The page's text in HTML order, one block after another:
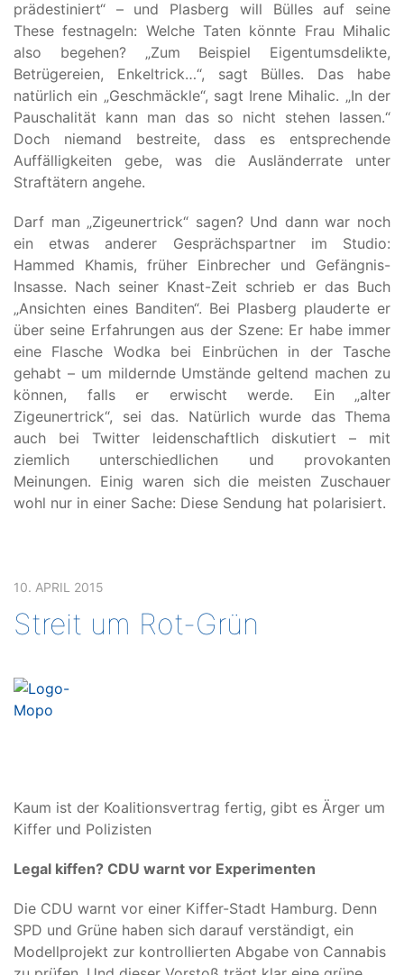
prädestiniert“ – und Plasberg will Bülles auf seine
These festnageln: Welche Taten könnte Frau Mihalic
also begehen? „Zum Beispiel Eigentumsdelikte,
Betrügereien, Enkeltrick…“, sagt Bülles. Das habe
natürlich ein „Geschmäckle“, sagt Irene Mihalic. „In der
Pauschalität kann man das so nicht stehen lassen.“
Doch niemand bestreite, dass es entsprechende
Auffälligkeiten gebe, was die Ausländerrate unter
Straftätern angehe.
Darf man „Zigeunertrick“ sagen? Und dann war noch
ein etwas anderer Gesprächspartner im Studio:
Hammed Khamis, früher Einbrecher und Gefängnis-
Insasse. Nach seiner Knast-Zeit schrieb er das Buch
„Ansichten eines Banditen“. Bei Plasberg plauderte er
über seine Erfahrungen aus der Szene: Er habe immer
eine Flasche Wodka bei Einbrüchen in der Tasche
gehabt – um mildernde Umstände geltend machen zu
können, falls er erwischt werde. Ein „alter
Zigeunertrick“, sei das. Natürlich wurde das Thema
auch bei Twitter leidenschaftlich diskutiert – mit
ziemlich unterschiedlichen und provokanten
Meinungen. Einig waren sich die meisten Zuschauer
wohl nur in einer Sache: Diese Sendung hat polarisiert.
10. APRIL 2015
Streit um Rot-Grün
Kaum ist der Koalitionsvertrag fertig, gibt es Ärger um
Kiffer und Polizisten
Legal kiffen? CDU warnt vor Experimenten
Die CDU warnt vor einer Kiffer-Stadt Hamburg. Denn
SPD und Grüne haben sich darauf verständigt, ein
Modellprojekt zur kontrollierten Abgabe von Cannabis